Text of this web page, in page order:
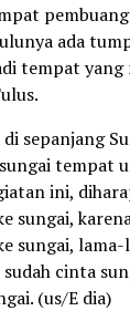
ada
tempat
sepanjang
tempat
ini,
sungai,
sungai,
cinta
(us/E dia)